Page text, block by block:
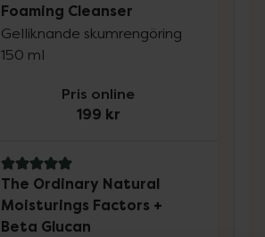
Foaming Cleanser
Gelliknande skumrengöring
150 ml
Pris online
199 kr
5 av 5 i omdöme
The Ordinary Natural
Moisturings Factors +
Beta Glucan